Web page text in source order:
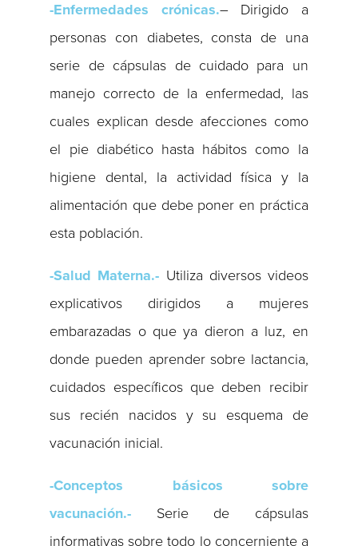
-Enfermedades crónicas.– Dirigido a
personas con diabetes, consta de una
serie de cápsulas de cuidado para un
manejo correcto de la enfermedad, las
cuales explican desde afecciones como
el pie diabético hasta hábitos como la
higiene dental, la actividad física y la
alimentación que debe poner en práctica
esta población.
-Salud Materna.- Utiliza diversos videos
explicativos dirigidos a mujeres
embarazadas o que ya dieron a luz, en
donde pueden aprender sobre lactancia,
cuidados específicos que deben recibir
sus recién nacidos y su esquema de
vacunación inicial.
-Conceptos básicos sobre
vacunación.- Serie de cápsulas
informativas sobre todo lo concerniente a